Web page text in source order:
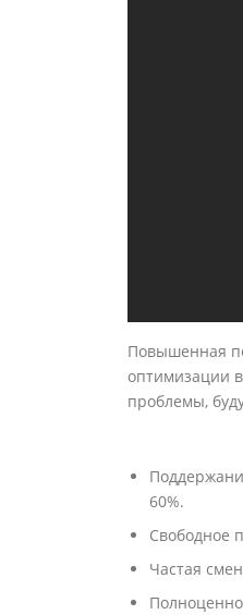
Повышенная
оптимизации
проблемы,
60%.
Свободное
Частая